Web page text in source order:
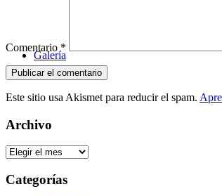
Galería
Comentario *
Este sitio usa Akismet para reducir el spam.
Archivo
Archivo
Categorías